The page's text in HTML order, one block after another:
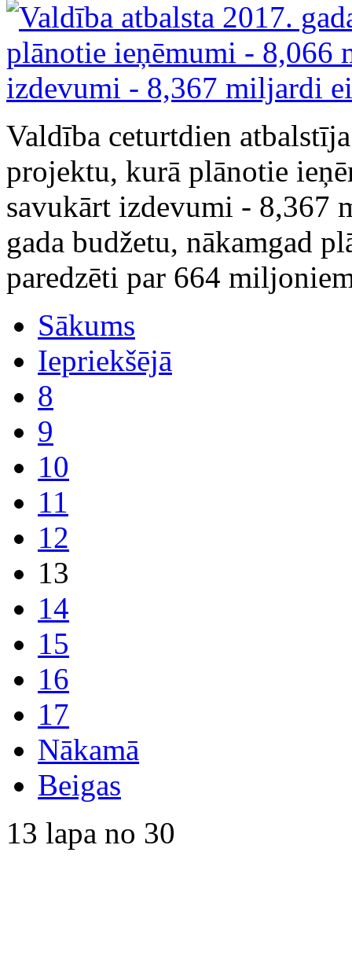
Valdība ceturtdien
projektu, kurā plānotie
savukārt izdevumi - 8,367
gada budžetu, nākamgad
paredzēti par 664
Sākums
Iepriekšējā
8
9
10
11
12
13
14
15
16
17
Nākamā
Beigas
13 lapa no 30